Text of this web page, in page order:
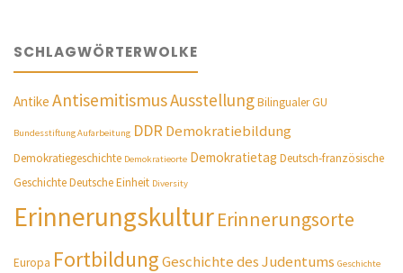
SCHLAGWÖRTERWOLKE
Antike AntisemitismusAusstellungBilingualer GU
Bundesstiftung Aufarbeitung DDR Demokratiebildung
Demokratiegeschichte Demokratieorte Demokratietag Deutsch-französische
GeschichteDeutsche Einheit Diversity
ErinnerungskulturErinnerungsorte
Europa Fortbildung Geschichte des Judentums Geschichte